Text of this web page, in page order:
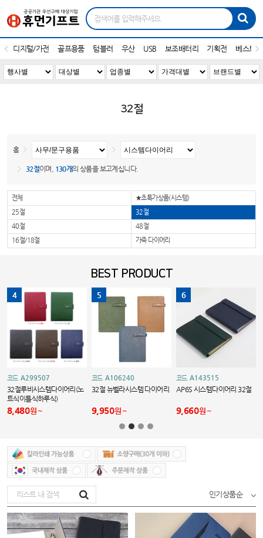
디지털/가전 골프용품 텀블러 우산 USB 보조배터리 기획전 베스트
32절
홈
32절이며, 130개의 상품을 보고계십니다.
전체
★초특가상품(시스템)
25절
32절
40절
48절
16절/18절
가죽 다이어리
BEST PRODUCT
4
코드 A299507
32절루비시스템다이어리(노
트식이틀식하루식)
8,480원
5
코드 A106240
32절 뉴벨라시스템 다이어리
9,950원
6
코드 A143515
AP6S 시스템다이어리 32절
9,660원
인기상품순